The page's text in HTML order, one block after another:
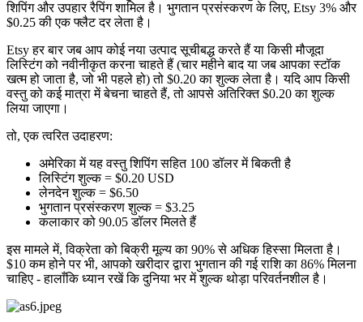
शिपिंग और उपहार रैपिंग शामिल है। भुगतान प्रसंस्करण के लिए, Etsy 3% और
$0.25 की एक फ्लैट दर लेता है।
Etsy हर बार जब आप कोई नया उत्पाद सूचीबद्ध करते हैं या किसी मौजूदा
लिस्टिंग को नवीनीकृत करना चाहते हैं (चार महीने बाद या जब आपका स्टॉक
खत्म हो जाता है, जो भी पहले हो) तो $0.20 का शुल्क लेता है। यदि आप किसी
वस्तु को कई मात्रा में बेचना चाहते हैं, तो आपसे अतिरिक्त $0.20 का शुल्क
लिया जाएगा।
तो, एक त्वरित उदाहरण:
अमेरिका में यह वस्तु शिपिंग सहित 100 डॉलर में बिकती है
लिस्टिंग शुल्क = $0.20 USD
लेनदेन शुल्क = $6.50
भुगतान प्रसंस्करण शुल्क = $3.25
कलाकार को 90.05 डॉलर मिलते हैं
इस मामले में, विक्रेता को बिक्री मूल्य का 90% से अधिक हिस्सा मिलता है।
$10 कम होने पर भी, आपको खरीदार द्वारा भुगतान की गई राशि का 86% मिलना
चाहिए - हालाँकि ध्यान रखें कि दुनिया भर में शुल्क थोड़ा परिवर्तनशील है।